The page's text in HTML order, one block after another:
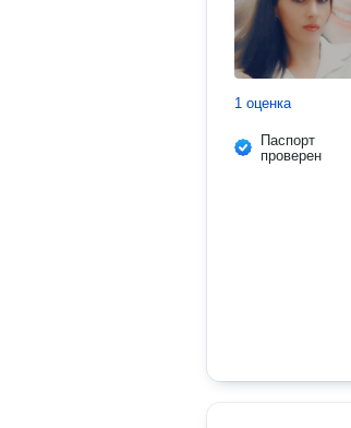
1 оценка
Паспорт
проверен